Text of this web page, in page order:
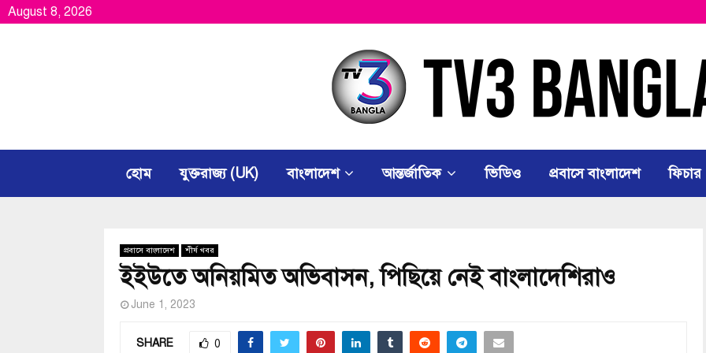
August 8, 2026
হোম যুক্তরাজ্য (UK) বাংলাদেশ আন্তর্জাতিক ভিডিও প্রবাসে বাংলাদেশ ফিচার
প্রবাসে বাংলাদেশ শীর্ষ খবর
ইইউতে অনিয়মিত অভিবাসন, পিছিয়ে নেই বাংলাদেশিরাও
June 1, 2023
SHARE 0